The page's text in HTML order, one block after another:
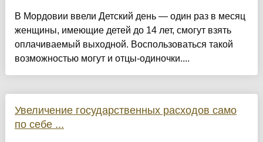
В Мордовии ввели Детский день — один раз в месяц
женщины, имеющие детей до 14 лет, смогут взять
оплачиваемый выходной. Воспользоваться такой
возможностью могут и отцы-одиночки....
Увеличение государственных расходов само
по себе ...